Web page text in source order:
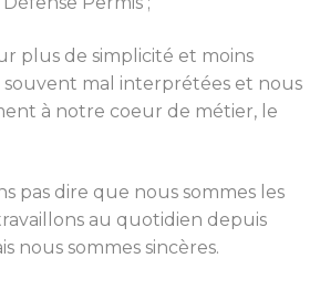
plus de simplicité et moins
souvent mal interprétées et nous
à notre coeur de métier, le
pas dire que nous sommes les
au quotidien depuis
nous sommes sincères.